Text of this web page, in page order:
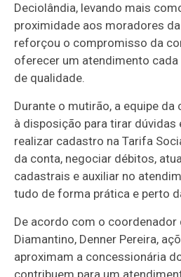
Deciolândia, levando mais
proximidade aos moradores
reforçou o compromisso da
oferecer um atendimento
de qualidade.
Durante o mutirão, a equipe
à disposição para tirar
realizar cadastro na Tarifa
da conta, negociar débitos,
cadastrais e auxiliar no
tudo de forma prática e perto
De acordo com o coordenador
Diamantino, Denner Pereira,
aproximam a concessionária